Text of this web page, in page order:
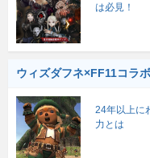
は必見！
ウィズダフネ×FF11コラボ
24年以上に
力とは